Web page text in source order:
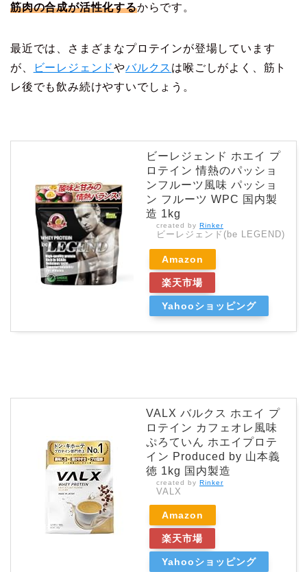
筋肉の合成が活性化するからです。
最近では、さまざまなプロテインが登場しています
が、
ビーレジェンドやバルクス は喉ごしがよく、筋ト
レ後でも飲み続けやすいでしょう。
ビーレジェンド ホエイ プ
ロテイン 情熱のパッショ
ンフルーツ風味 パッショ
ン フルーツ WPC 国内製
造 1kg
created by Rinker
ビーレジェンド(be LEGEND)
Amazon
楽天市場
Yahooショッピング
VALX バルクス ホエイ プ
ロテイン カフェオレ風味
ぷろていん ホエイプロテ
イン Produced by 山本義
徳 1kg 国内製造
created by Rinker
VALX
Amazon
楽天市場
Yahooショッピング